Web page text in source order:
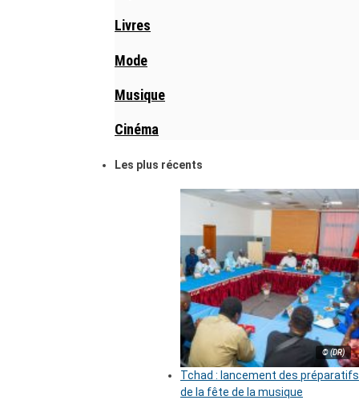
Livres
Mode
Musique
Cinéma
Les plus récents
© (DR)
Tchad : lancement des préparatifs
de la fête de la musique